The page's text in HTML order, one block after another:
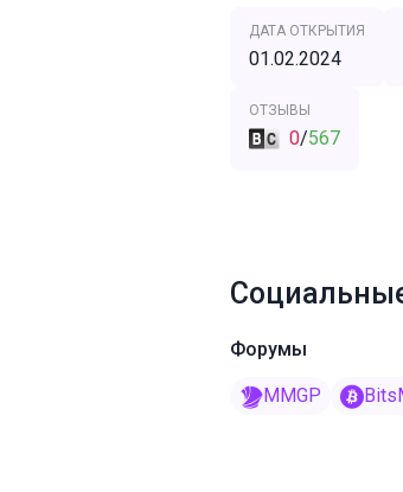
ДАТА ОТКРЫТИЯ
01.02.2024
ОТЗЫВЫ
0/567
Форумы
MMGP